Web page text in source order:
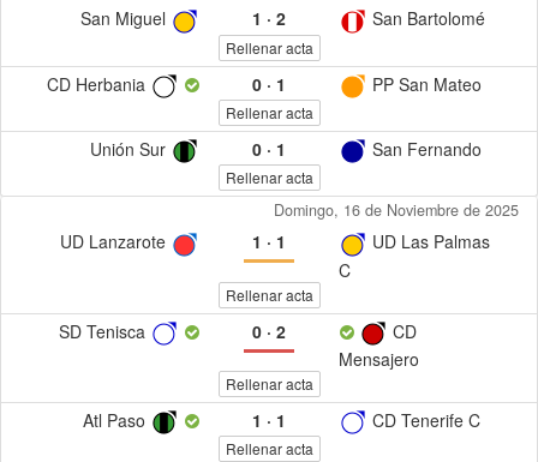
San Miguel 1 · 2 San Bartolomé
Rellenar acta
CD Herbania 0· 1 PP San Mateo
Rellenar acta
Unión Sur 0· 1 San Fernando
Rellenar acta
Domingo, 16 de Noviembre de 2025
UD Lanzarote 1 · 1
UD Las Palmas
C
Rellenar acta
SD Tenisca 0· 2
CD
Mensajero
Rellenar acta
Atl Paso 1 · 1 CD Tenerife C
Rellenar acta